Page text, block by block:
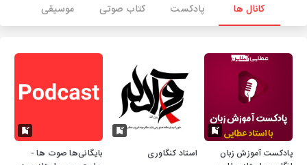
کانال ها پادکست کتاب صوتی موسیقی
پادکست آموزش زبان
استاد کنگاوری
بایگانی‌ها صوت ها -